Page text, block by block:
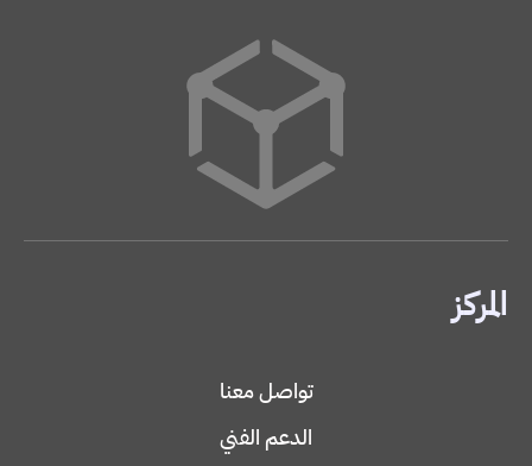
المركز
تواصل معنا
الدعم الفني